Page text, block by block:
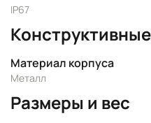
IP67
Материал корпуса
Металл
Размеры и вес